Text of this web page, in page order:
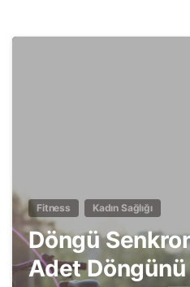
Fitness Kadın Sağlığı
Döngü
Adet Döngünü